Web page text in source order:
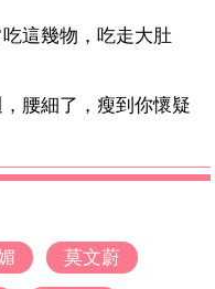
這幾物，吃走大肚
腰細了，瘦到你懷疑
莫文蔚